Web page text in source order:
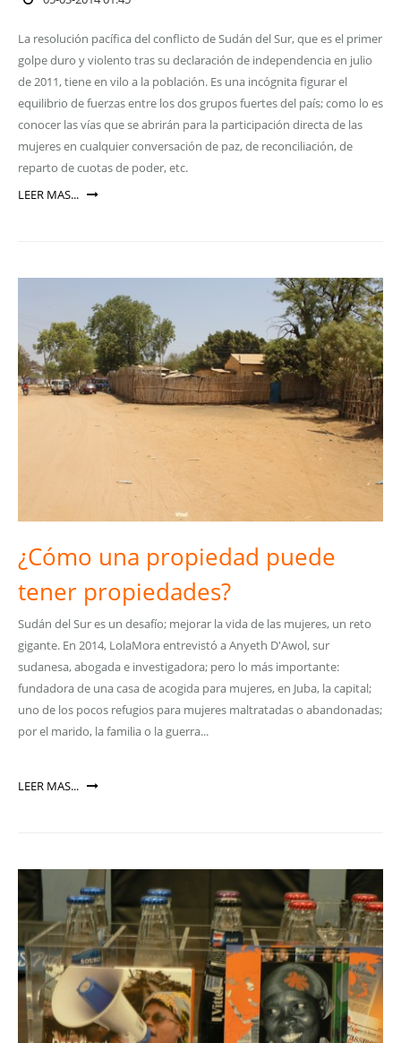
La resolución pacífica del conflicto de Sudán del Sur, que es el primer
golpe duro y violento tras su declaración de independencia en julio
de 2011, tiene en vilo a la población. Es una incógnita figurar el
equilibrio de fuerzas entre los dos grupos fuertes del país; como lo es
conocer las vías que se abrirán para la participación directa de las
mujeres en cualquier conversación de paz, de reconciliación, de
reparto de cuotas de poder, etc.
LEER MAS...
¿Cómo una propiedad puede
tener propiedades?
Sudán del Sur es un desafío; mejorar la vida de las mujeres, un reto
gigante. En 2014, LolaMora entrevistó a Anyeth D'Awol, sur
sudanesa, abogada e investigadora; pero lo más importante:
fundadora de una casa de acogida para mujeres, en Juba, la capital;
uno de los pocos refugios para mujeres maltratadas o abandonadas;
por el marido, la familia o la guerra...
LEER MAS...